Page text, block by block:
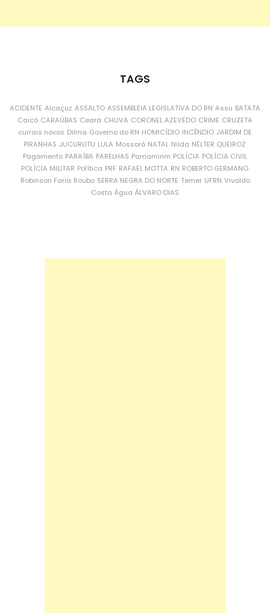
TAGS
ACIDENTE Alcaçuz ASSALTO ASSEMBLEIA LEGISLATIVA DO RN Assu BATATA
Caicó CARAÚBAS Ceará CHUVA CORONEL AZEVEDO CRIME CRUZETA
currais novos Dilma Governo do RN HOMICÍDIO INCÊNDIO JARDIM DE
PIRANHAS JUCURUTU LULA Mossoró NATAL Nilda NÉLTER QUEIROZ
Pagamento PARAÍBA PARELHAS Parnamirim POLÍCIA POLÍCIA CIVIL
POLÍCIA MILITAR Política PRF RAFAEL MOTTA RN ROBERTO GERMANO
Robinson Faria Roubo SERRA NEGRA DO NORTE Temer UFRN Vivaldo
Costa Água ÁLVARO DIAS